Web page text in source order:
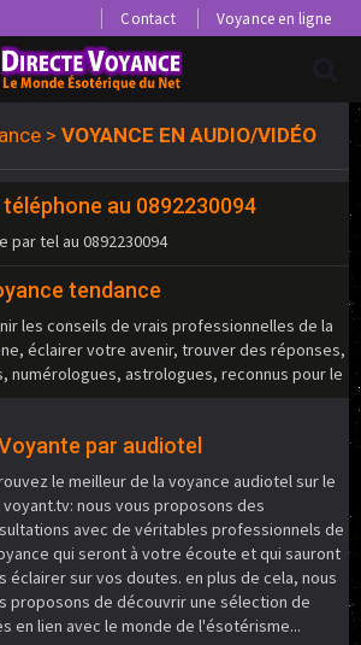
Contact Voyance en ligne
> VOYANCE EN AUDIO/VIDÉO
au 0892230094
par tel au 0892230094
tendance
les conseils de vrais professionnelles de la
éclairer votre avenir, trouver des réponses,
numérologues, astrologues, reconnus pour le
par audiotel
le meilleur de la voyance audiotel sur le
nous vous proposons des
avec de véritables professionnels de
qui seront à votre écoute et qui sauront
éclairer sur vos doutes. en plus de cela, nous
proposons de découvrir une sélection de
en lien avec le monde de l'ésotérisme...